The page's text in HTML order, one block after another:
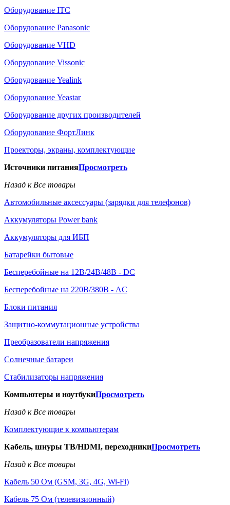
Оборудование ITC
Оборудование Panasonic
Оборудование VHD
Оборудование Vissonic
Оборудование Yealink
Оборудование Yeastar
Оборудование других производителей
Оборудование ФортЛинк
Проекторы, экраны, комплектующие
Источники питанияПросмотреть
Назад к Все товары
Автомобильные аксессуары (зарядки для телефонов)
Аккумуляторы Power bank
Аккумуляторы для ИБП
Батарейки бытовые
Бесперебойные на 12В/24В/48В - DC
Бесперебойные на 220В/380В - AC
Блоки питания
Защитно-коммутационные устройства
Преобразователи напряжения
Солнечные батареи
Стабилизаторы напряжения
Компьютеры и ноутбукиПросмотреть
Назад к Все товары
Комплектующие к компьютерам
Кабель, шнуры ТВ/HDMI, переходникиПросмотреть
Назад к Все товары
Кабель 50 Ом (GSM, 3G, 4G, Wi-Fi)
Кабель 75 Ом (телевизионный)